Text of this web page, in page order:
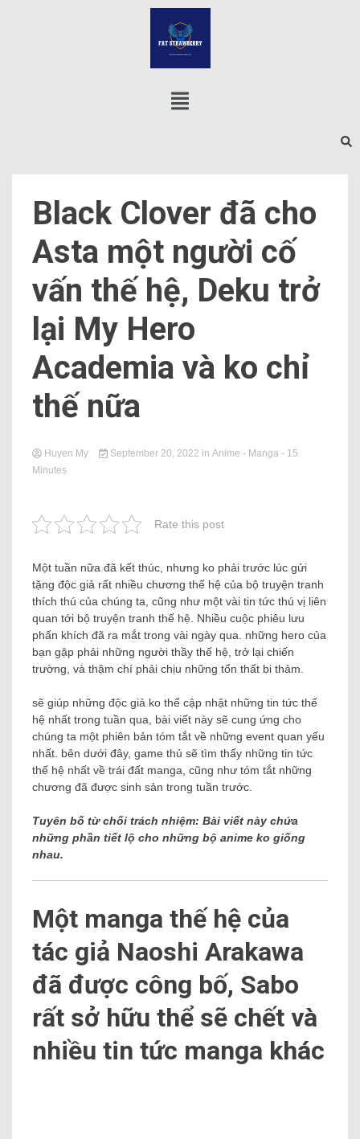
Black Clover đã cho
Asta một người cố
vấn thế hệ, Deku trở
lại My Hero
Academia và ko chỉ
thế nữa
Huyen My September 20, 2022 in Anime - Manga - 15
Minutes
Rate this post
Một tuần nữa đã kết thúc, nhưng ko phải trước lúc gửi
tặng độc giả rất nhiều chương thế hệ của bộ truyện tranh
thích thú của chúng ta, cũng như một vài tin tức thú vị liên
quan tới bộ truyện tranh thế hệ. Nhiều cuộc phiêu lưu
phấn khích đã ra mắt trong vài ngày qua. những hero của
bạn gặp phải những người thầy thế hệ, trở lại chiến
trường, và thậm chí phải chịu những tổn thất bi thảm.
sẽ giúp những độc giả ko thể cập nhật những tin tức thế
hệ nhất trong tuần qua, bài viết này sẽ cung ứng cho
chúng ta một phiên bản tóm tắt về những event quan yếu
nhất. bên dưới đây, game thủ sẽ tìm thấy những tin tức
thế hệ nhất về trái đất manga, cũng như tóm tắt những
chương đã được sinh sản trong tuần trước.
Tuyên bố từ chối trách nhiệm: Bài viết này chứa
những phần tiết lộ cho những bộ anime ko giống
nhau.
Một manga thế hệ của
tác giả Naoshi Arakawa
đã được công bố, Sabo
rất sở hữu thể sẽ chết và
nhiều tin tức manga khác